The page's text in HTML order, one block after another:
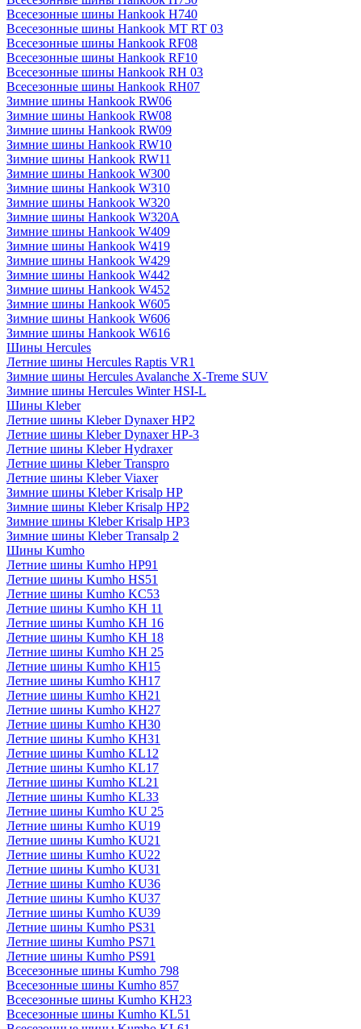
Всесезонные шины Hankook H740
Всесезонные шины Hankook MT RT 03
Всесезонные шины Hankook RF08
Всесезонные шины Hankook RF10
Всесезонные шины Hankook RH 03
Всесезонные шины Hankook RH07
Зимние шины Hankook RW06
Зимние шины Hankook RW08
Зимние шины Hankook RW09
Зимние шины Hankook RW10
Зимние шины Hankook RW11
Зимние шины Hankook W300
Зимние шины Hankook W310
Зимние шины Hankook W320
Зимние шины Hankook W320A
Зимние шины Hankook W409
Зимние шины Hankook W419
Зимние шины Hankook W429
Зимние шины Hankook W442
Зимние шины Hankook W452
Зимние шины Hankook W605
Зимние шины Hankook W606
Зимние шины Hankook W616
Шины Hercules
Летние шины Hercules Raptis VR1
Зимние шины Hercules Avalanche X-Treme SUV
Зимние шины Hercules Winter HSI-L
Шины Kleber
Летние шины Kleber Dynaxer HP2
Летние шины Kleber Dynaxer HP-3
Летние шины Kleber Hydraxer
Летние шины Kleber Transpro
Летние шины Kleber Viaxer
Зимние шины Kleber Krisalp HP
Зимние шины Kleber Krisalp HP2
Зимние шины Kleber Krisalp HP3
Зимние шины Kleber Transalp 2
Шины Kumho
Летние шины Kumho HP91
Летние шины Kumho HS51
Летние шины Kumho KC53
Летние шины Kumho KH 11
Летние шины Kumho KH 16
Летние шины Kumho KH 18
Летние шины Kumho KH 25
Летние шины Kumho KH15
Летние шины Kumho KH17
Летние шины Kumho KH21
Летние шины Kumho KH27
Летние шины Kumho KH30
Летние шины Kumho KH31
Летние шины Kumho KL12
Летние шины Kumho KL17
Летние шины Kumho KL21
Летние шины Kumho KL33
Летние шины Kumho KU 25
Летние шины Kumho KU19
Летние шины Kumho KU21
Летние шины Kumho KU22
Летние шины Kumho KU31
Летние шины Kumho KU36
Летние шины Kumho KU37
Летние шины Kumho KU39
Летние шины Kumho PS31
Летние шины Kumho PS71
Летние шины Kumho PS91
Всесезонные шины Kumho 798
Всесезонные шины Kumho 857
Всесезонные шины Kumho KH23
Всесезонные шины Kumho KL51